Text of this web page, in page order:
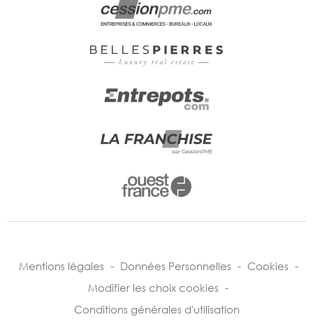
Mentions légales - Données Personnelles - Cookies -
Modifier les choix cookies -
Conditions générales d'utilisation